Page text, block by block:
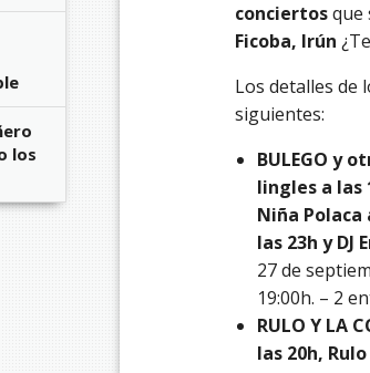
conciertosque
Ficoba, Irún
Los detalles de
siguientes:
BULEGO y
lingles a las
Niña Polaca
las 23h y DJ
27 de
19:00h. – 2
RULO Y LA
las 20h,
los